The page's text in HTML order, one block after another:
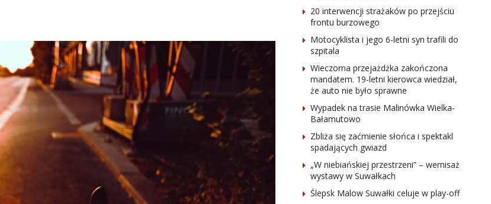
20 interwencji strażaków po przejściu
frontu burzowego
Motocyklista i jego 6-letni syn trafili do
szpitala
Wieczorna przejażdżka zakończona
mandatem. 19-letni kierowca wiedział,
że auto nie było sprawne
Wypadek na trasie Malinówka Wielka-
Bałamutowo
Zbliża się zaćmienie słońca i spektakl
spadających gwiazd
„W niebiańskiej przestrzeni” – wernisaż
wystawy w Suwałkach
Ślepsk Malow Suwałki celuje w play-off